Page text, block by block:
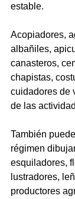
estable.
Acopiadores,
albañiles,
canasteros,
chapistas,
cuidadores de
de las
También
régimen
esquiladores,
lustradores,
productores